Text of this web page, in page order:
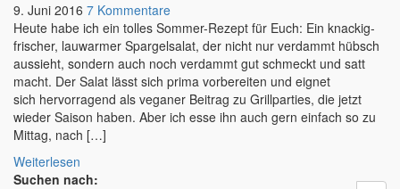
9. Juni 2016 7 Kommentare
Heute habe ich ein tolles Sommer-Rezept für Euch: Ein knackig-
frischer, lauwarmer Spargelsalat, der nicht nur verdammt hübsch
aussieht, sondern auch noch verdammt gut schmeckt und satt
macht. Der Salat lässt sich prima vorbereiten und eignet
sich hervorragend als veganer Beitrag zu Grillparties, die jetzt
wieder Saison haben. Aber ich esse ihn auch gern einfach so zu
Mittag, nach […]
Weiterlesen
Suchen nach: